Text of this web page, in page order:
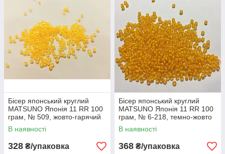
Бісер японський круглий
MATSUNO Японія 11 RR 100
грам, № 509, жовто-гарячий
промальований
В наявності
328 ₴/упаковка
Бісер японський круглий
MATSUNO Японія 11 RR 100
грам, № 6-218, темно-жовто
промальований
В наявності
368 ₴/упаковка